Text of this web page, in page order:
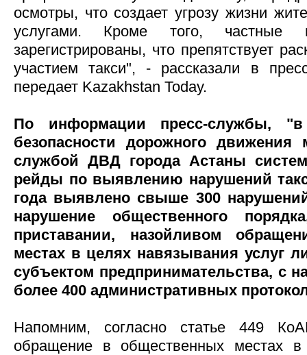
осмотры, что создает угрозу жизни
услугами. Кроме того, частные
зарегистрированы, что препятствует
участием такси", - рассказали в
передает Kazakhstan Today.
По информации пресс-службы, "в
безопасности дорожного движения
службой ДВД города Астаны
рейды по выявлению нарушений
года выявлено свыше 300
нарушение общественного
приставании, назойливом
местах в целях навязывания услуг
субъектом предпринимательства, с
более 400 административных
Напомним, согласно статье 449
обращение в общественных местах в